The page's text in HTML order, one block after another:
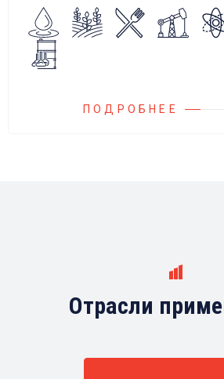
Блок управления
любыми насосами
иностранных производителей.
ПОДРОБНЕЕ
Отрасли